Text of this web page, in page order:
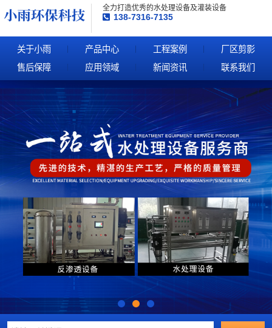
全力打造优秀的水处理设备及灌装设备
138-7316-7135
关于小雨 产品中心 工程案例
厂区剪影
售后保障
应用领域 新闻资讯 联系我们